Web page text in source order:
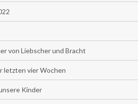
von Liebscher und Bracht
letzten vier Wochen
Kinder